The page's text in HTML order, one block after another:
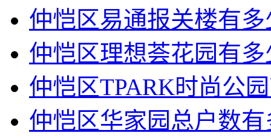
仲恺区易通报关楼有
仲恺区理想荟花园有
仲恺区TPARK时尚公
仲恺区华家园总户数